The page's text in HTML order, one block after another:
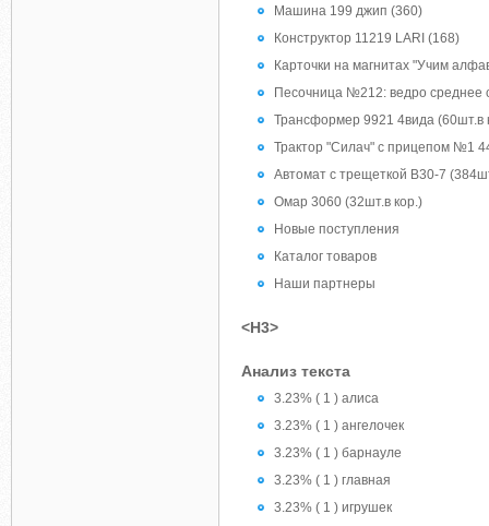
Машина 199 джип (360)
Конструктор 11219 LARI (168)
Карточки на магнитах "Учим
Песочница №212: ведро среднее
Трансформер 9921 4вида (60шт.в
Трактор "Силач" с прицепом №1
Автомат с трещеткой B30-7
Омар 3060 (32шт.в кор.)
Новые поступления
Каталог товаров
Наши партнеры
<H3>
Анализ текста
3.23% ( 1 ) алиса
3.23% ( 1 ) ангелочек
3.23% ( 1 ) барнауле
3.23% ( 1 ) главная
3.23% ( 1 ) игрушек